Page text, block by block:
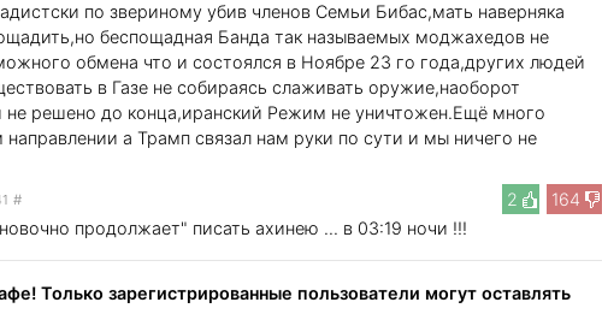
по звериному убив членов Семьи Бибас,мать наверняка
беспощадная Банда так называемых моджахедов не
обмена что и состоялся в Ноябре 23 го года,других людей
в Газе не собираясь слаживать оружие,наоборот
не решено до конца,иранский Режим не уничтожен.Ещё много
а Трамп связал нам руки по сути и мы ничего не
2
164
#
продолжает" писать ахинею ... в 03:19 ночи !!!
Только зарегистрированные пользователи могут оставлять